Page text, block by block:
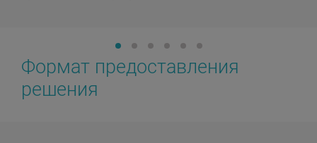
Формат предоставления
решения